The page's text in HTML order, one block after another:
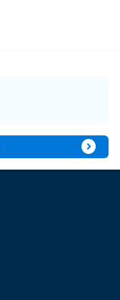
expand_circle_right